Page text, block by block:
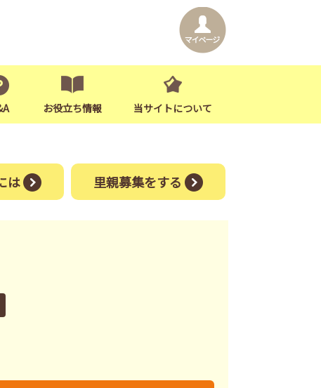
お役立ち情報 当サイトについて
里親募集をする
は